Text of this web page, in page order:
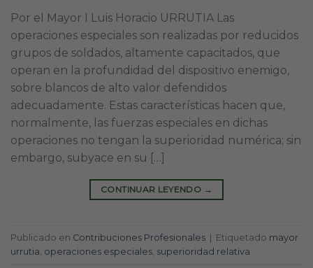
Por el Mayor I Luis Horacio URRUTIA Las
operaciones especiales son realizadas por reducidos
grupos de soldados, altamente capacitados, que
operan en la profundidad del dispositivo enemigo,
sobre blancos de alto valor defendidos
adecuadamente. Estas características hacen que,
normalmente, las fuerzas especiales en dichas
operaciones no tengan la superioridad numérica; sin
embargo, subyace en su […]
CONTINUAR LEYENDO →
Publicado en Contribuciones Profesionales | Etiquetado mayor
urrutia operaciones especiales superioridad relativa